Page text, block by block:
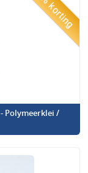
Polymeerklei /